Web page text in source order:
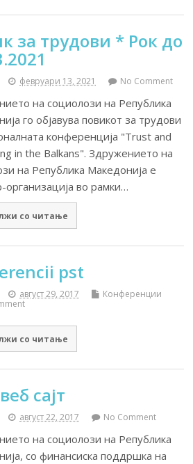
за трудови * Рок до
февруари 13, 2021 No Comment
на социолози на Република
го објавува повикот за трудови
конференција "Trust and
in the Balkans". Здружението на
на Република Македонија е
организација во рамки…
со читање
pst
август 29, 2017
Конференции
со читање
сајт
август 22, 2017 No Comment
на социолози на Република
со финансиска поддршка на